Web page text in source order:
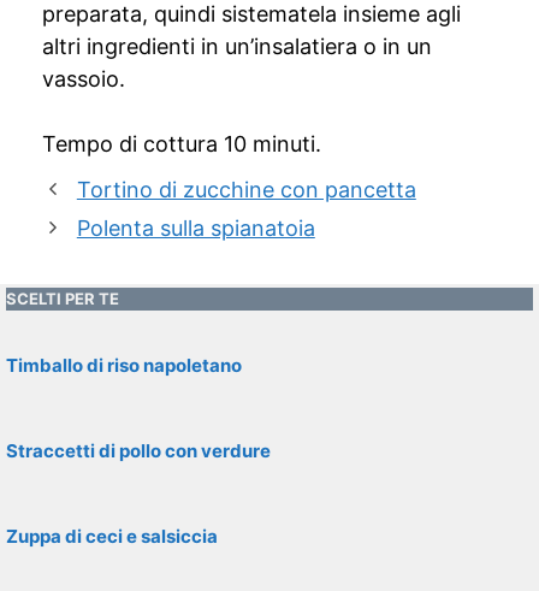
preparata, quindi sistematela insieme agli
altri ingredienti in un’insalatiera o in un
vassoio.
Tempo di cottura 10 minuti.
Tortino di zucchine con pancetta
Polenta sulla spianatoia
SCELTI PER TE
Timballo di riso napoletano
Straccetti di pollo con verdure
Zuppa di ceci e salsiccia